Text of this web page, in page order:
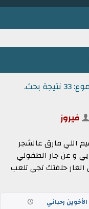
بحث.
فيروز
اللي مارق عالشجر
و عن جار الطفولي
حلفتك تجي تلعب
الأخوين رحباني